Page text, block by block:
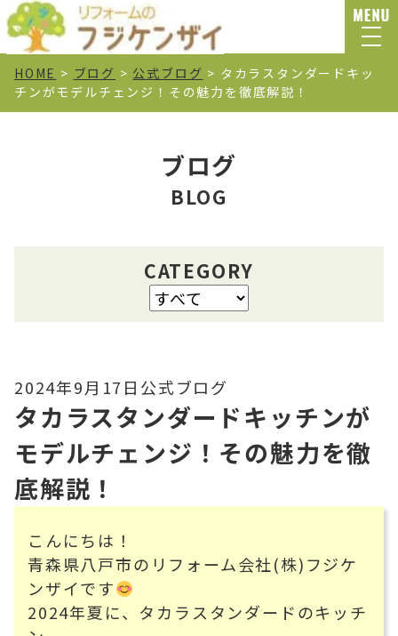
HOME > ブログ > 公式ブログ > タカラスタンダードキッ
チンがモデルチェンジ！その魅力を徹底解説！
ブログ
BLOG
CATEGORY
2024年9月17日 公式ブログ
タカラスタンダードキッチンが
モデルチェンジ！その魅力を徹
底解説！
こんにちは！
青森県八戸市のリフォーム会社(株)フジケ
ンザイです
2024年夏に、タカラスタンダードのキッチ